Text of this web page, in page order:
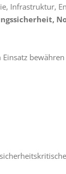
Infrastruktur,